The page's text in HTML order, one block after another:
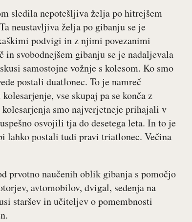
sledila nepotešljiva želja po hitrejšem
neustavljiva želja po gibanju se je
podvigi in z njimi povezanimi
svobodnejšem gibanju se je nadaljevala
samostojne vožnje s kolesom. Ko smo
postali duatlonec. To je namreč
vse skupaj pa se konča z
smo najverjetneje prihajali v
osvojili tja do desetega leta. In to je
lahko postali tudi pravi triatlonec. Večina
prvotno naučenih oblik gibanja s pomočjo
avtomobilov, dvigal, sedenja na
staršev in učiteljev o pomembnosti